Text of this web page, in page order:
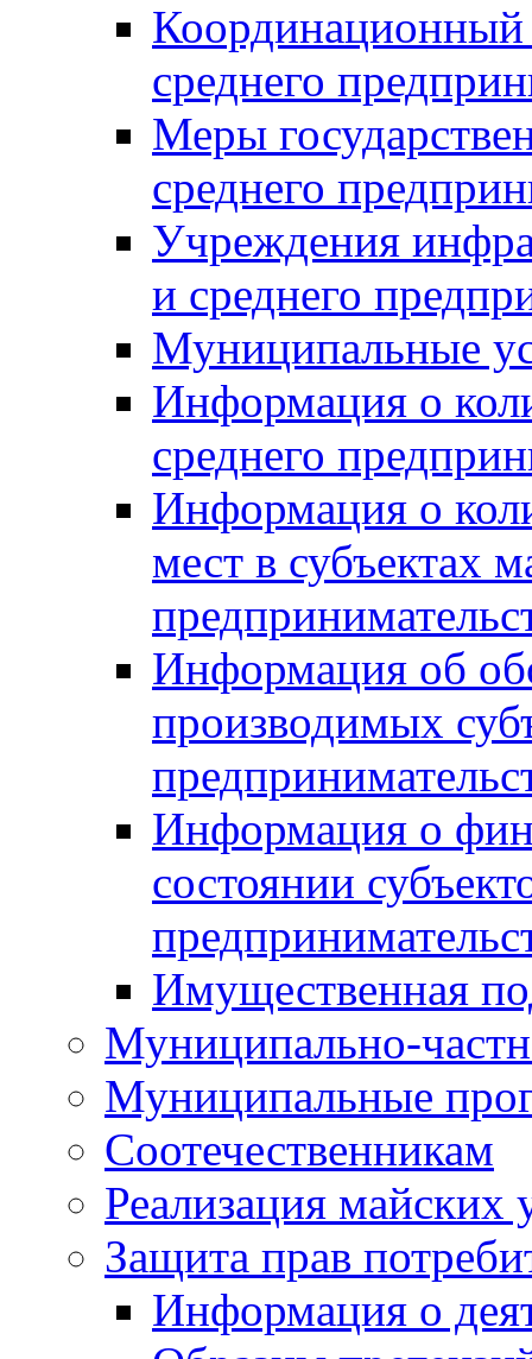
Координационный
среднего
Меры
среднего
Учреждения
и среднего
Муниципальные
Информация о
среднего
Информация о
мест в субъектах
Информация об
производимых
Информация о
состоянии
Имущественная
Муниципально-
Муниципальные
Соотечественникам
Реализация майских
Защита прав
Информация о